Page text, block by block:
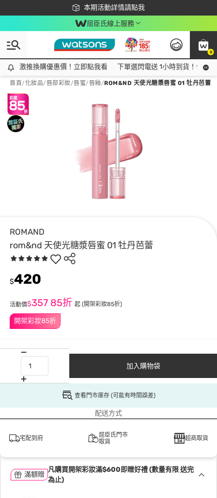
本期活動詳情請點我
下載app最高回饋$350
屈臣氏線上服務
0
激推換購優惠價！立即點我看
激推換購優惠價！立即點我看 下單選閃電送 1小時到貨！領神
首頁/化妝品/唇部彩妝/唇蜜/唇釉/ROM&ND 天使光糖漿唇蜜 01 牡丹芭蕾
ROMAND
rom&nd 天使光糖漿唇蜜 01 牡丹芭蕾
開架彩妝85折
$420
活動價$357 85折 起 (開架彩妝85折)
加入購物袋
查看門市庫存 (可能有時間誤差)
配送方式
宅配到府
屈臣氏門市
取貨
超商取貨
滿額贈
凡購買開架彩妝滿$600即贈好禮 (數量有限 送完
為止)